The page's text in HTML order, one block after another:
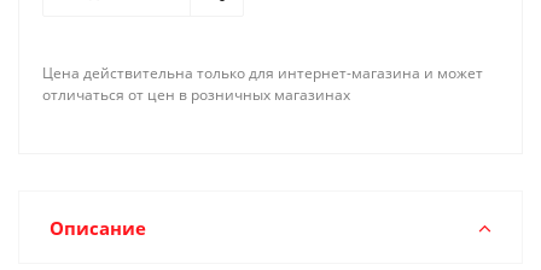
Цена действительна только для интернет-магазина и может
отличаться от цен в розничных магазинах
Описание